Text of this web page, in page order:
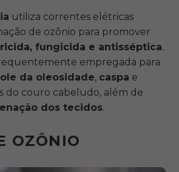
utiliza correntes elétricas
de ozônio para promover
fungicida e antisséptica.
empregada para
da oleosidade, caspa e
do couro cabeludo, além de
dos tecidos.
OZÔNIO